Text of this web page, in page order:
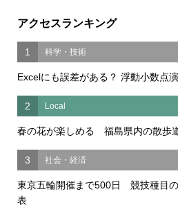
アクセスランキング
1 科学・技術
Excelにも誤差がある？ 浮動小数点
2 Local
春の花が楽しめる 福島県内の散歩
3 社会・経済
東京五輪開催まで500日 競技種目
表